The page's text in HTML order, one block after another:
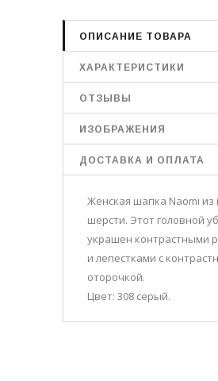
ОПИСАНИЕ ТОВАРА
ХАРАКТЕРИСТИКИ
ОТЗЫВЫ
ИЗОБРАЖЕНИЯ
ДОСТАВКА И ОПЛАТА
Женская шапка Naomi из
шерсти. Этот головной
украшен контрастными
и лепестками с
оторочкой.
Цвет: 308 серый.